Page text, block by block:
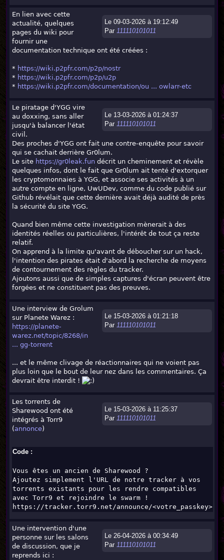
Le 09-03-2026 à 19:12:49
Par 111110101011
En lien avec cette
actualité, quelques
pages du wiki pour
fournir une
documentation technique ont été créées :
* https://wiki.p2pfr.com/p2p/nostr
* https://wiki.p2pfr.com/p2p/u2p
* https://wiki.p2pfr.com/documentation/ou ... owlarr-etc
Le 13-03-2026 à 01:24:37
Par 111110101011
Le piratage d'YGG vire
au doxxing, sans aller
jusqu'à balancer l'état
civil.
Des proches d'YGG ont fait une contre-enquête pour savoir
qui se cachait derrière Gr0lum.
Le site https://gr0leak.fun décrit un cheminement et révèle
quelques infos, dont le fait que Gr0lum ait tenté d'extorquer
les cryptomonnaies à YGG, et associe ses activités à un
autre compte en ligne, UwUDev, comme du code publié sur
Github révélait que cette dernière avait déjà audité de près
la sécurité du site YGG.
Quand bien même cette investigation mènerait à des
identités réelles ou particulières, l'intérêt de tout ça reste
relatif.
On apprend à la limite qu'avant de déboucher sur un hack,
l'intention des pirates était d'abord la recherche de moyens
de contournement des règles du tracker.
Ajoutons aussi que de simples captures d'écran peuvent être
forgées et ne constituent pas des preuves.
Le 15-03-2026 à 01:21:18
Par 111110101011
Une interview de Grolum
sur Planete Warez :
https://planete-
warez.net/topic/8268/in
... gg-torrent
... et le même clivage de réactionnaires qui ne voient pas
plus loin que le bout de leur nez dans les commentaires. Ça
devrait être interdit !
Le 15-03-2026 à 11:25:37
Par 111110101011
Les torrents de
Sharewood ont été
intégrés à Torr9
(annonce)
Code :
Vous êtes un ancien de Sharewood ?
Ajoutez simplement l'URL de notre tracker à vos
torrents existants pour les rendre compatibles
avec Torr9 et rejoindre le swarm !
https://tracker.torr9.net/announce/<votre_passkey>
Le 26-04-2026 à 00:34:49
Par 111110101011
Une intervention d'une
personne sur les salons
de discussion, que je
reprends ici :